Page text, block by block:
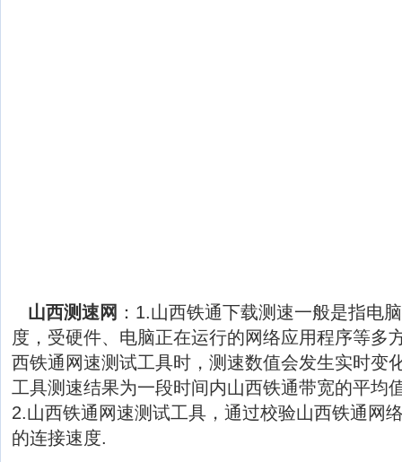
山西测速网 ：1.山西铁通下载测速一般是指电
度，受硬件、电脑正在运行的网络应用程序等多
西铁通网速测试工具时，测速数值会发生实时变
工具测速结果为一段时间内山西铁通带宽的平均
2.山西铁通网速测试工具，通过校验山西铁通网
的连接速度.